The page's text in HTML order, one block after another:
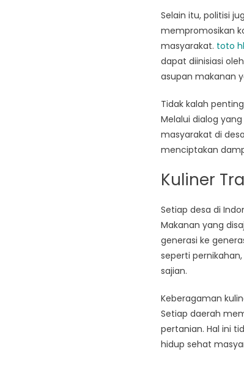
Selain itu, politisi
mempromosikan
masyarakat. toto
dapat diinisiasi
asupan makanan
Tidak kalah
Melalui dialog
masyarakat di
menciptakan
Kuliner
Setiap desa di
Makanan yang
generasi ke
seperti
sajian.
Keberagaman
Setiap daerah
pertanian. Hal ini
hidup sehat